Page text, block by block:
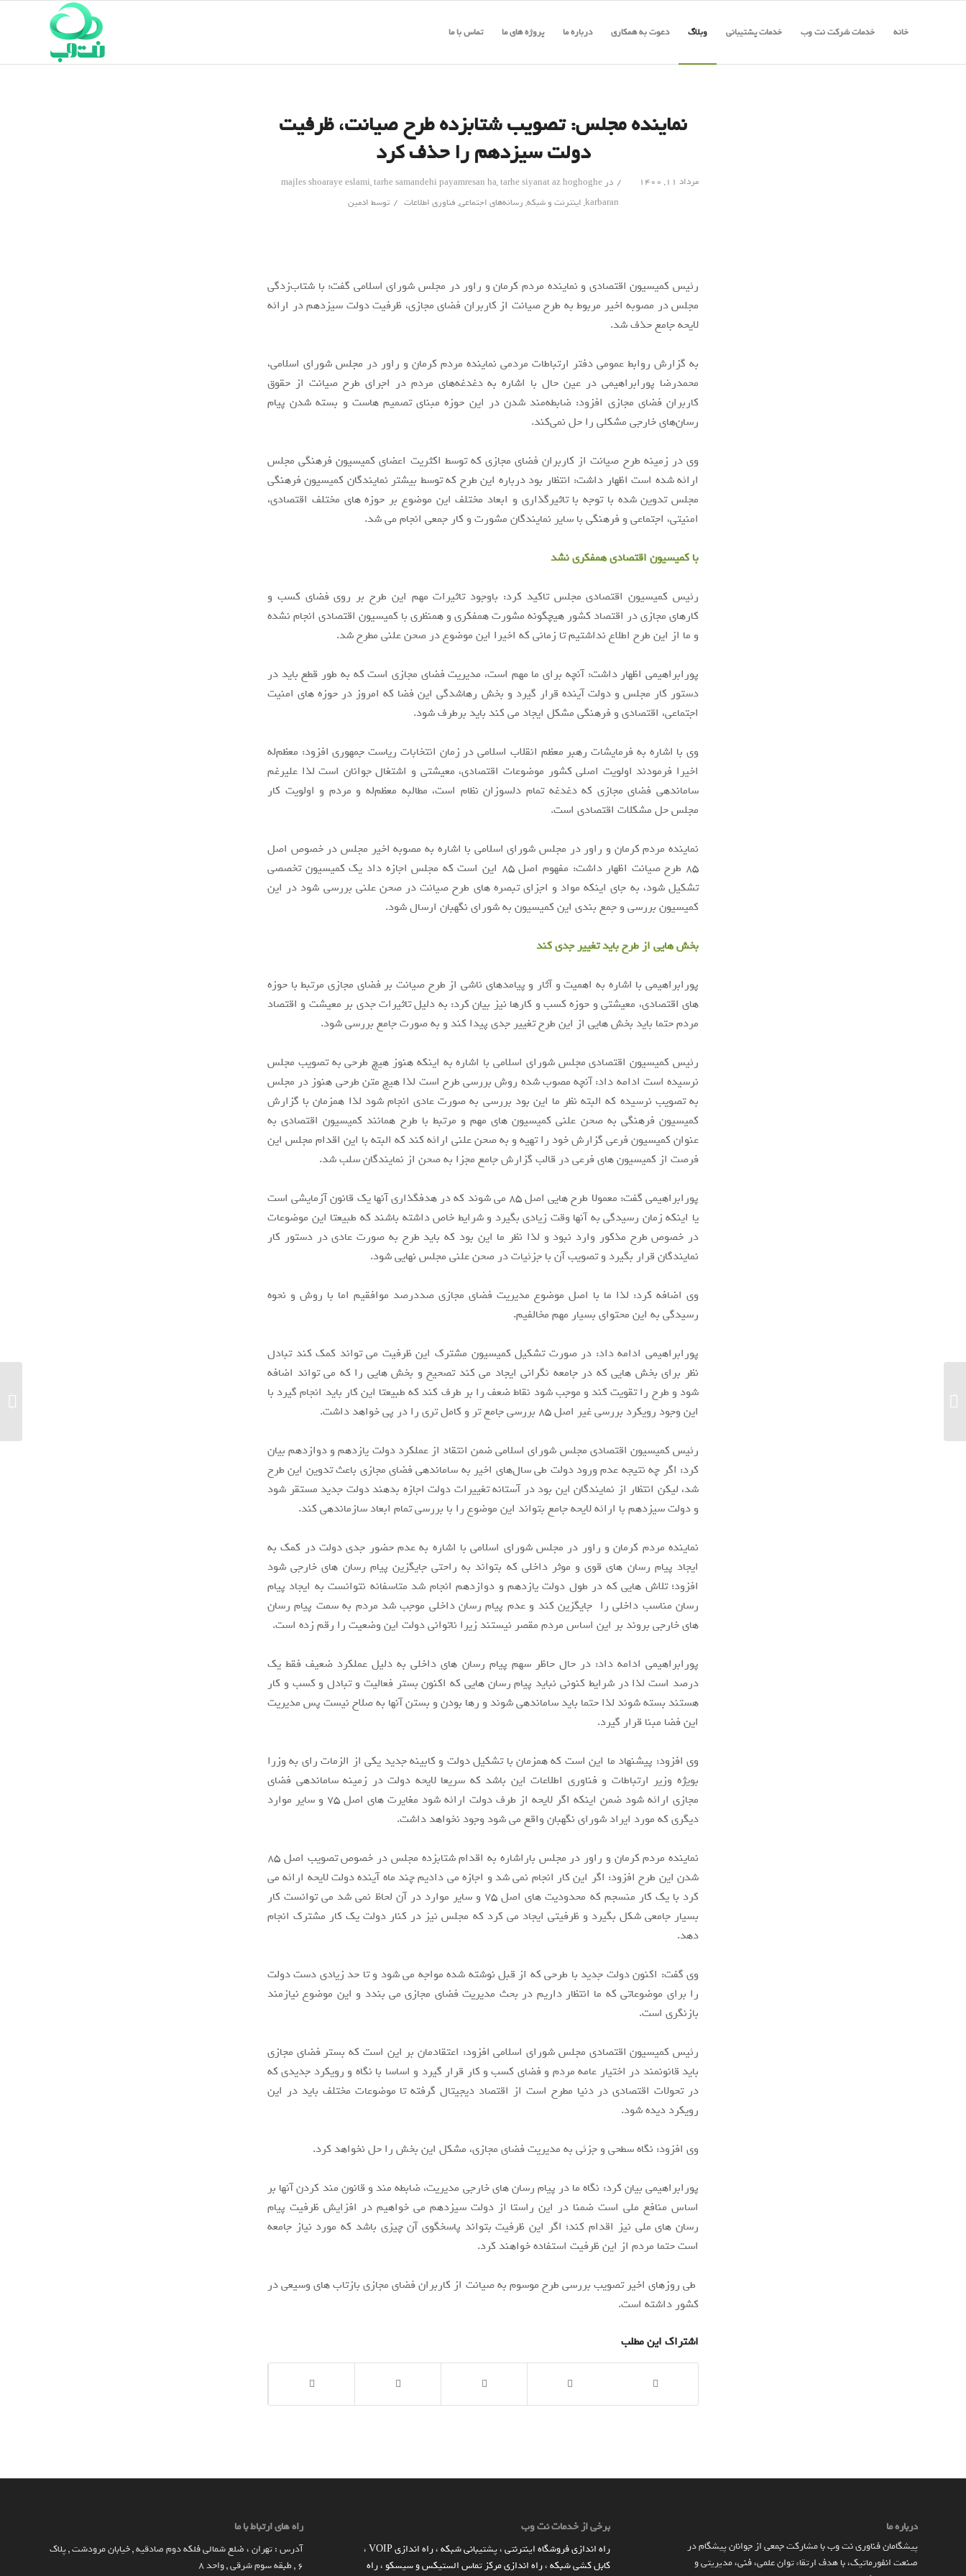
خانه خدمات شرکت نت وب خدمات پشتیبانی وبلاگ دعوت به همکاری درباره ما پروژه های ما تماس با ما
نماینده مجلس: تصویب شتابزده طرح صیانت، ظرفیت
دولت سیزدهم را حذف کرد
مرداد ۱۱, ۱۴۰۰ / در majles shoaraye eslami,tarhe samandehi payamresan ha,tarhe siyanat az hoghoghe
karbaran
, اینترنت و شبکه, رسانه‌های اجتماعی, فناوری اطلاعات / توسط ادمین
رئیس کمیسیون اقتصادی و نماینده مردم کرمان و راور در مجلس شورای اسلامی گفت: با شتاب‌زدگی
مجلس در مصوبه اخیر مربوط به طرح صیانت از کاربران فضای مجازی، ظرفیت دولت سیزدهم در ارائه
لایحه جامع حذف شد.
به گزارش روابط عمومی دفتر ارتباطات مردمی نماینده مردم کرمان و راور در مجلس شورای اسلامی،
محمدرضا پورابراهیمی در عین حال با اشاره به دغدغه‌های مردم در اجرای طرح صیانت از حقوق
کاربران فضای مجازی افزود: ضابطه‌مند شدن در این حوزه مبنای تصمیم هاست و بسته شدن پیام
رسان‌های خارجی مشکلی را حل نمی‌کند.
وی در زمینه طرح صیانت از کاربران فضای مجازی که توسط اکثریت اعضای کمیسیون فرهنگی مجلس
ارائه شده است اظهار داشت: انتظار بود درباره این طرح که توسط بیشتر نمایندگان کمیسیون فرهنگی
مجلس تدوین شده با توجه با تاثیرگذاری و ابعاد مختلف این موضوع بر حوزه های مختلف اقتصادی،
امنیتی، اجتماعی و فرهنگی با سایر نمایندگان مشورت و کار جمعی انجام می شد.
با کمیسیون اقتصادی همفکری نشد
رئیس کمیسیون اقتصادی مجلس تاکید کرد: باوجود تاثیرات مهم این طرح بر روی فضای کسب و
کارهای مجازی در اقتصاد کشور هیچگونه مشورت همفکری و همنظری با کمیسیون اقتصادی انجام نشده
و ما از این طرح اطلاع نداشتیم تا زمانی که اخیرا این موضوع در صحن علنی مطرح شد.
پورابراهیمی اظهار داشت: آنچه برای ما مهم است، مدیریت فضای مجازی است که به طور قطع باید در
دستور کار مجلس و دولت آینده قرار گیرد و بخش رهاشدگی این فضا که امروز در حوزه های امنیت
اجتماعی، اقتصادی و فرهنگی مشکل ایجاد می کند باید برطرف شود.
وی با اشاره به فرمایشات رهبر معظم انقلاب اسلامی در زمان انتخابات ریاست جمهوری افزود: معظم‌له
اخیرا فرمودند اولویت اصلی کشور موضوعات اقتصادی، معیشتی و اشتغال جوانان است ‌لذا علیرغم
ساماندهی فضای مجازی که دغدغه تمام دلسوزان نظام است، مطالبه معظم‌له و مردم و اولویت کار
مجلس حل مشکلات اقتصادی است.
نماینده مردم کرمان و راور در مجلس شورای اسلامی با اشاره به مصوبه اخیر مجلس در خصوص اصل
۸۵ طرح صیانت اظهار داشت: مفهوم اصل ۸۵ این است که مجلس اجازه داد یک کمیسیون تخصصی
تشکیل شود، به جای اینکه مواد و اجزای تبصره های طرح صیانت در صحن علنی بررسی شود در این
کمیسیون بررسی و جمع بندی این کمیسیون به شورای نگهبان ارسال شود.
بخش هایی از طرح باید تغییر جدی کند
پورابراهیمی با اشاره به اهمیت و آثار و پیامدهای ناشی از طرح صیانت بر فضای مجازی مرتبط با حوزه
های اقتصادی، معیشتی و حوزه کسب و کارها نیز بیان کرد: به دلیل تاثیرات جدی بر معیشت و اقتصاد
مردم حتما باید بخش هایی از این طرح تغییر جدی پیدا کند و به صورت جامع بررسی شود.
رئیس کمیسیون اقتصادی مجلس شورای اسلامی با اشاره به اینکه هنوز هیچ طرحی به تصویب مجلس
نرسیده است ادامه داد: آنچه مصوب شده روش بررسی طرح است لذا هیچ متن طرحی هنوز در مجلس
به تصویب نرسیده که البته نظر ما این بود بررسی به صورت عادی انجام شود لذا همزمان با گزارش
کمیسیون فرهنگی به صحن علنی کمیسیون های مهم و مرتبط با طرح همانند کمیسیون اقتصادی به
عنوان کمیسیون فرعی گزارش خود را تهیه و به صحن علنی ارائه کند که البته با این اقدام مجلس این
فرصت از کمیسیون های فرعی در قالب گزارش جامع مجزا به صحن از نمایندگان سلب شد.
پورابراهیمی گفت: معمولا طرح هایی اصل ۸۵ می شوند که در هدفگذاری آنها یک قانون آزمایشی است
یا اینکه زمان رسیدگی به آنها وقت زیادی بگیرد و شرایط خاص داشته باشند که طبیعتا این موضوعات
در خصوص طرح مذکور وارد نبود و لذا نظر ما این بود که باید طرح به صورت عادی در دستور کار
نمایندگان قرار بگیرد و تصویب آن با جزئیات در صحن علنی مجلس نهایی شود.
وی اضافه کرد: لذا ما با اصل موضوع مدیریت فضای مجازی صددرصد موافقیم اما با روش و نحوه
رسیدگی به این محتوای بسیار مهم مخالفیم.
پورابراهیمی ادامه داد: در صورت تشکیل کمیسیون مشترک این ظرفیت می تواند کمک کند تبادل
نظر برای بخش هایی که در جامعه نگرانی ایجاد می کند تصحیح و بخش هایی را که می تواند اضافه
شود و طرح را تقویت کند و موجب شود نقاط ضعف را بر طرف کند که طبیعتا این کار باید انجام گیرد با
این وجود رویکرد بررسی غیر اصل ۸۵ بررسی جامع تر و کامل تری را در پی خواهد داشت.
رئیس کمیسیون اقتصادی مجلس شورای اسلامی ضمن انتقاد از عملکرد دولت یازدهم و دوازدهم بیان
کرد: اگر چه نتیجه عدم ورود دولت طی سال‌های اخیر به ساماندهی فضای مجازی باعث تدوین این طرح
شد، لیکن انتظار از نمایندگان این بود در آستانه تغییرات دولت اجازه بدهند دولت جدید مستقر شود
و دولت سیزدهم با ارائه لایحه جامع بتواند این موضوع را با بررسی تمام ابعاد سازماندهی کند.
نماینده مردم کرمان و راور در مجلس شورای اسلامی با اشاره به عدم حضور جدی دولت در کمک به
ایجاد پیام رسان های قوی و موثر داخلی که بتواند به راحتی جایگزین پیام رسان های خارجی شود
افزود؛ تلاش هایی که در طول دولت یازدهم و دوازدهم انجام شد متاسفانه نتوانست به ایجاد پیام
رسان مناسب داخلی را جایگزین کند و عدم پیام رسان داخلی موجب شد مردم به سمت پیام رسان
های خارجی بروند بر این اساس مردم مقصر نیستند زیرا ناتوانی دولت این وضعیت را رقم زده است.
پورابراهیمی ادامه داد: در حال حاظر سهم پیام رسان های داخلی به دلیل عملکرد ضعیف فقط یک
درصد است لذا در شرایط کنونی نباید پیام رسان هایی که اکنون بستر فعالیت و تبادل و کسب و کار
هستند بسته شوند لذا حتما باید ساماندهی شوند و رها بودن و بستن آنها به صلاح نیست پس مدیریت
این فضا مبنا قرار گیرد.
وی افزود: پیشنهاد ما این است که همزمان با تشکیل دولت و کابینه جدید یکی از الزمات رای به وزرا
بویژه وزیر ارتباطات و فناوری اطلاعات این باشد که سریعا لایحه دولت در زمینه ساماندهی فضای
مجازی ارائه شود ضمن اینکه اگر لایحه از طرف دولت ارائه شود مغایرت های اصل ۷۵ و سایر موارد
دیگری که مورد ایراد شورای نگهبان واقع می شود وجود نخواهد داشت.
نماینده مردم کرمان و راور در مجلس باراشاره به اقدام شتابزده مجلس در خصوص تصویب اصل ۸۵
شدن این طرح افزود: اگر این کار انجام نمی شد و اجازه می دادیم چند ماه آینده دولت لایحه ارائه می
کرد با یک کار منسجم که محدودیت های اصل ۷۵ و سایر موارد در آن لحاظ نمی شد می توانست کار
بسیار جامعی شکل بگیرد و ظرفیتی ایجاد می کرد که مجلس نیز در کنار دولت یک کار مشترک انجام
دهد.
وی گفت: اکنون دولت جدید با طرحی که از قبل نوشته شده مواجه می شود و تا حد زیادی دست دولت
را برای موضوعاتی که ما انتظار داریم در بحث مدیریت فضای مجازی می بندد و این موضوع نیازمند
بازنگری است.
رئیس کمیسیون اقتصادی مجلس شورای اسلامی افزود: اعتقادمان بر این است که بستر فضای مجازی
باید قانونمند در اختیار عامه مردم و فضای کسب و کار قرار گیرد و اساسا با نگاه و رویکرد جدیدی که
در تحولات اقتصادی در دنیا مطرح است از اقتصاد دیجیتال گرفته تا موضوعات مختلف باید در این
رویکرد دیده شود.
وی افزود: نگاه سطحی و جزئی به مدیریت فضای مجازی، مشکل این بخش را حل نخواهد کرد.
پورابراهیمی بیان کرد: نگاه ما در پیام رسان های خارجی مدیریت، ضابطه مند و قانون مند کردن آنها بر
اساس منافع ملی است ضمنا در این راستا از دولت سیزدهم می خواهیم در افزایش ظرفیت پیام
رسان های ملی نیز اقدام کند؛ اگر این ظرفیت بتواند پاسخگوی آن چیزی باشد که مورد نیاز جامعه
است حتما مردم از این ظرفیت استفاده خواهند کرد.
طی روزهای اخیر تصویب بررسی طرح موسوم به صیانت از کاربران فضای مجازی بازتاب های وسیعی در
کشور داشته است.
اشتراک این مطلب
راه های ارتباط با ما
آدرس : تهران ، ضلع شمالی فلکه دوم صادقیه , خیابان مرودشت , پلاک
۶ , طبقه سوم شرقی , واحد ۸
برخی از خدمات نت وب
راه اندازي فروشگاه اينترنتي،پشتیبانی شبکه،راه اندازی VOIP
،
کابل کشی شبکه،راه اندازی مرکز تماس الستیکس و سیسکو ،راه
درباره ما
پیشگامان فناوری نت وب با مشارکت جمعی از جوانان پیشگام در
صنعت انفورماتیک، با هدف ارتقاء توان علمی، فنی، مدیریتی و
حملات هکری ۸۵
معرفی راه‌کارهای رفع مشکل عدم دریافت
ایمیل در جیمیل اندروید، آیفون و ویندوز...